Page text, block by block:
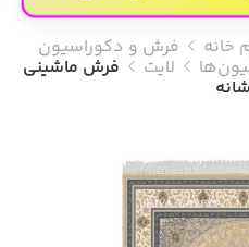
خانه فرش و دکوراسیون
لایت فرش ماشینی